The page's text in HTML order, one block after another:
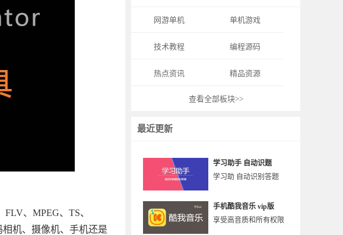
网游单机 单机游戏
技术教程 编程源码
热点资讯 精品资源
查看全部板块>>
最近更新
学习助手 自动识题
学习助 自动识别答题
手机酷我音乐 vip版
享受高音质和所有权限
、MPEG、TS、
机、摄像机、手机还是